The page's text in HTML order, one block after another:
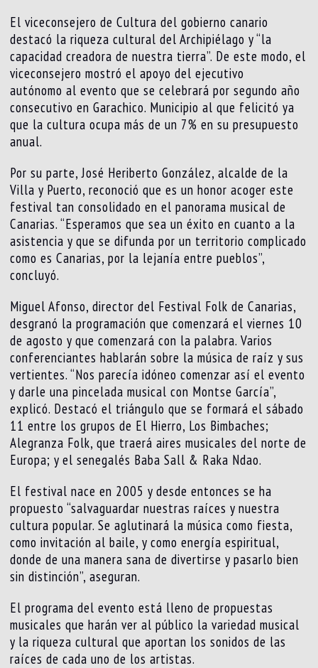
El viceconsejero de Cultura del gobierno canario
destacó la riqueza cultural del Archipiélago y “la
capacidad creadora de nuestra tierra”. De este modo, el
viceconsejero mostró el apoyo del ejecutivo
autónomo al evento que se celebrará por segundo año
consecutivo en Garachico. Municipio al que felicitó ya
que la cultura ocupa más de un 7% en su presupuesto
anual.
Por su parte, José Heriberto González, alcalde de la
Villa y Puerto, reconoció que es un honor acoger este
festival tan consolidado en el panorama musical de
Canarias. “Esperamos que sea un éxito en cuanto a la
asistencia y que se difunda por un territorio complicado
como es Canarias, por la lejanía entre pueblos”,
concluyó.
Miguel Afonso, director del Festival Folk de Canarias,
desgranó la programación que comenzará el viernes 10
de agosto y que comenzará con la palabra. Varios
conferenciantes hablarán sobre la música de raíz y sus
vertientes. “Nos parecía idóneo comenzar así el evento
y darle una pincelada musical con Montse García”,
explicó. Destacó el triángulo que se formará el sábado
11 entre los grupos de El Hierro, Los Bimbaches;
Alegranza Folk, que traerá aires musicales del norte de
Europa; y el senegalés Baba Sall & Raka Ndao.
El festival nace en 2005 y desde entonces se ha
propuesto “salvaguardar nuestras raíces y nuestra
cultura popular. Se aglutinará la música como fiesta,
como invitación al baile, y como energía espiritual,
donde de una manera sana de divertirse y pasarlo bien
sin distinción”, aseguran.
El programa del evento está lleno de propuestas
musicales que harán ver al público la variedad musical
y la riqueza cultural que aportan los sonidos de las
raíces de cada uno de los artistas.